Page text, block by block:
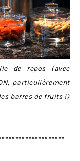
de repos (avec
particulièrement
barres de fruits !)